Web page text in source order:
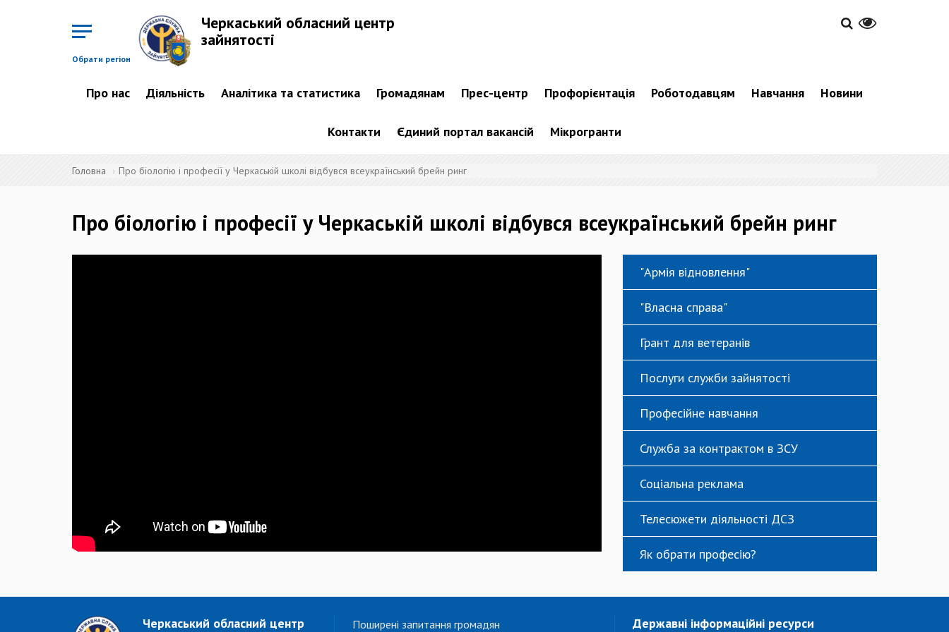
Обрати регіон
Черкаський обласний центр
зайнятості
Про нас Діяльність Аналітика та статистика Громадянам Прес-центр Профорієнтація Роботодавцям Навчання Новини
Контакти Єдиний портал вакансій Мікрогранти
Головна Про біологію і професії у Черкаській школі відбувся всеукраїнський брейн ринг
Про біологію і професії у Черкаській школі відбувся всеукраїнський брейн ринг
"Армія відновлення"
"Власна справа"
Грант для ветеранів
Послуги служби зайнятості
Професійне навчання
Служба за контрактом в ЗСУ
Соціальна реклама
Телесюжети діяльності ДСЗ
Як обрати професію?
Черкаський обласний центр Поширені запитання громадян Державні інформаційні ресурси